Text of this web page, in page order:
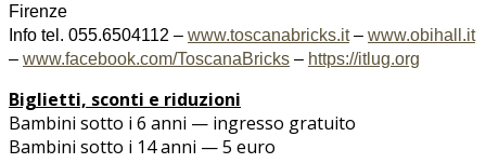
Firenze
Info tel. 055.6504112 – www.toscanabricks.it– www.obihall.it
– www.facebook.com/ToscanaBricks – https://itlug.org
Biglietti, sconti e riduzioni
Bambini sotto i 6 anni — ingresso gratuito
Bambini sotto i 14 anni — 5 euro